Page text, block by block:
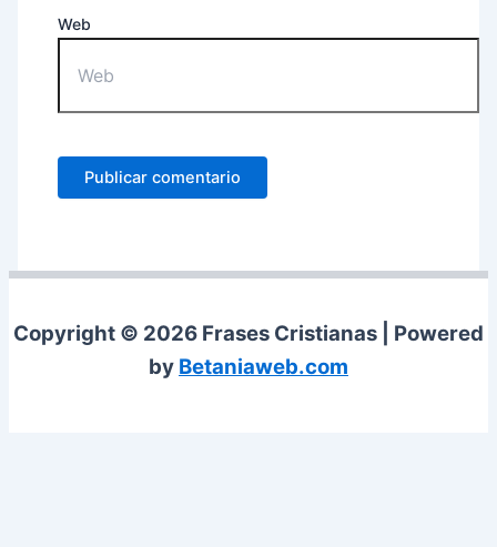
Web
Copyright © 2026 Frases Cristianas | Powered
by Betaniaweb.com